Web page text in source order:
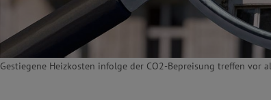
Gestiegene Heizkosten infolge der CO2-Bepreisung treffen vor